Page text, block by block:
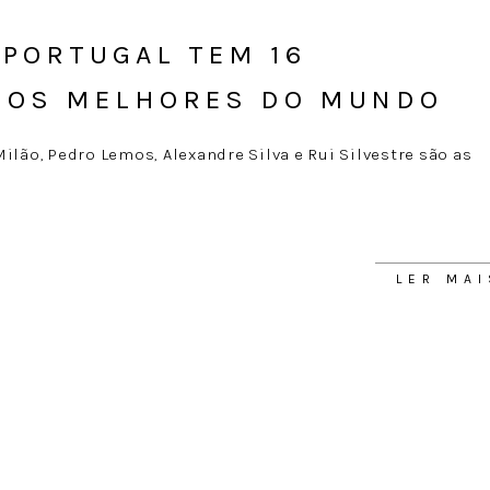
TEM 16
MELHORES DO MUNDO
Pedro Lemos, Alexandre Silva e Rui Silvestre são as
LER